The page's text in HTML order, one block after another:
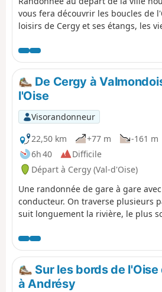
vous fera découvrir les boucles de
loisirs de Cergy et ses étangs, les
d'Oise. Vous arriverez dans les
Sainte-Honorine, capitale de la
de la Seine et de l'Oise.
De Cergy à
l'Oise
Visorandonneur
22,50 km
+77 m
-161 m
6h 40
Difficile
Départ à Cergy (Val-d'Oise)
Une randonnée de gare à gare
conducteur. On traverse plusieurs
suit longuement la rivière, le plus
sur-Oise est l'occasion d'évoquer le
Vincent Van Gogh.
Sur les bords de
à Andrésy